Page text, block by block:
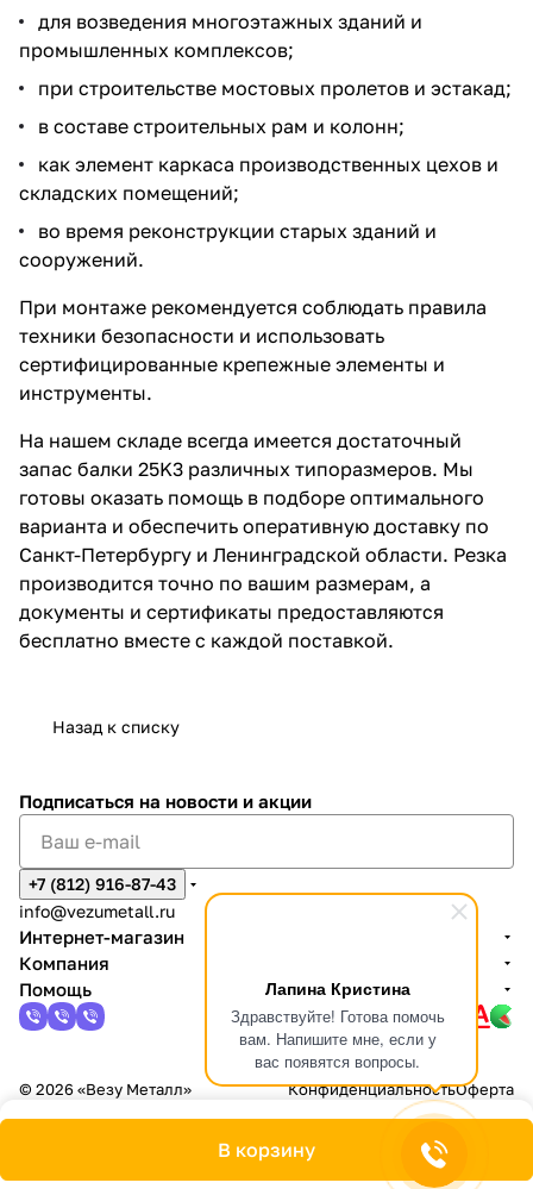
Лапина Кристина
Здравствуйте! Готова помочь
вам. Напишите мне, если у
вас появятся вопросы.
для возведения многоэтажных зданий и
промышленных комплексов;
при строительстве мостовых пролетов и эстакад;
в составе строительных рам и колонн;
как элемент каркаса производственных цехов и
складских помещений;
во время реконструкции старых зданий и
сооружений.
При монтаже рекомендуется соблюдать правила
техники безопасности и использовать
сертифицированные крепежные элементы и
инструменты.
На нашем складе всегда имеется достаточный
запас балки 25K3 различных типоразмеров. Мы
готовы оказать помощь в подборе оптимального
варианта и обеспечить оперативную доставку по
Санкт-Петербургу и Ленинградской области. Резка
производится точно по вашим размерам, а
документы и сертификаты предоставляются
бесплатно вместе с каждой поставкой.
Назад к списку
В корзину
Подписаться на новости и акции
+7 (812) 916-87-43
info@vezumetall.ru
Интернет-магазин
Компания
Помощь
© 2026 «Везу Металл» КонфиденциальностьОферта